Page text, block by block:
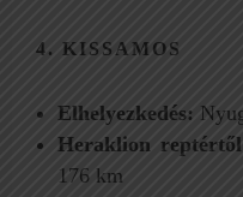
4. KISSAMOS
Elhelyezkedés:
Heraklion
176 km